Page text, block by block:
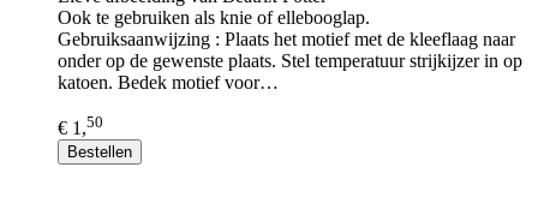
Ook te gebruiken als knie of ellebooglap.
Gebruiksaanwijzing : Plaats het motief met de kleeflaag naar
onder op de gewenste plaats. Stel temperatuur strijkijzer in op
katoen. Bedek motief voor…
€ 1,50
Bestellen